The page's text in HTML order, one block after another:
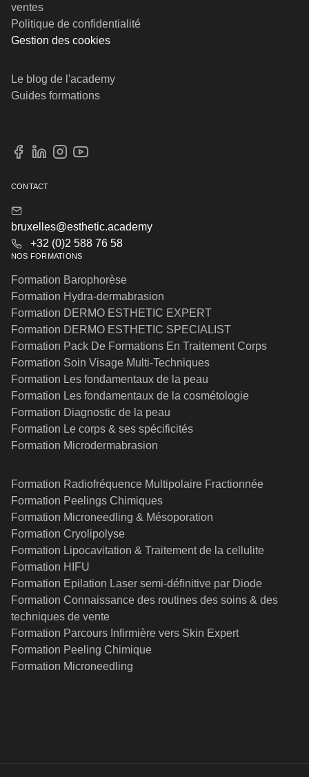
ventes
Politique de confidentialité
Gestion des cookies
Le blog de l'academy
Guides formations
CONTACT
bruxelles@esthetic.academy
+32 (0)2 588 76 58
NOS FORMATIONS
Formation Barophorèse
Formation Hydra-dermabrasion
Formation DERMO ESTHETIC EXPERT
Formation DERMO ESTHETIC SPECIALIST
Formation Pack De Formations En Traitement Corps
Formation Soin Visage Multi-Techniques
Formation Les fondamentaux de la peau
Formation Les fondamentaux de la cosmétologie
Formation Diagnostic de la peau
Formation Le corps & ses spécificités
Formation Microdermabrasion
Formation Radiofréquence Multipolaire Fractionnée
Formation Peelings Chimiques
Formation Microneedling & Mésoporation
Formation Cryolipolyse
Formation Lipocavitation & Traitement de la cellulite
Formation HIFU
Formation Epilation Laser semi-définitive par Diode
Formation Connaissance des routines des soins & des
techniques de vente
Formation Parcours Infirmière vers Skin Expert
Formation Peeling Chimique
Formation Microneedling